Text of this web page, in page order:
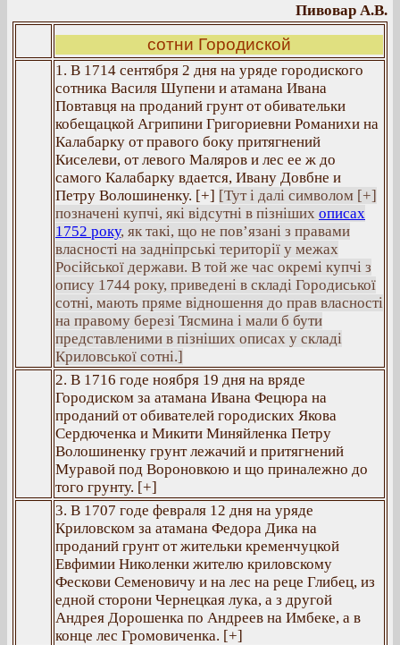
Пивовар А.В.
сотни Городиской
1. В 1714 сентября 2 дня на уряде городиского
сотника Василя Шупени и атамана Ивана
Повтавця на проданий грунт от обивательки
кобещацкой Агрипини Григориевни Романихи на
Калабарку от правого боку притягнений
Киселеви, от левого Маляров и лес ее ж до
самого Калабарку вдается, Ивану Довбне и
Петру Волошиненку. [+] [Тут і далі символом [+]
позначені купчі, які відсутні в пізніших описах
1752 року, як такі, що не пов’язані з правами
власності на задніпрські території у межах
Російської держави. В той же час окремі купчі з
опису 1744 року, приведені в складі Городиської
сотні, мають пряме відношення до прав власності
на правому березі Тясмина і мали б бути
представленими в пізніших описах у складі
Криловської сотні.]
2. В 1716 годе ноября 19 дня на вряде
Городиском за атамана Ивана Фецюра на
проданий от обивателей городиских Якова
Сердюченка и Микити Миняйленка Петру
Волошиненку грунт лежачий и притягнений
Муравой под Вороновкою и що приналежно до
того грунту. [+]
3. В 1707 годе февраля 12 дня на уряде
Криловском за атамана Федора Дика на
проданий грунт от жительки кременчуцкой
Евфимии Николенки жителю криловскому
Фескови Семеновичу и на лес на реце Глибец, из
едной сторони Чернецкая лука, а з другой
Андрея Дорошенка по Андреев на Имбеке, а в
конце лес Громовиченка. [+]